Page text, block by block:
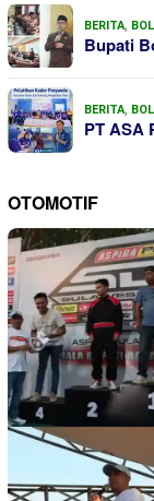
BERITA,
Bupati
BERITA,
PT ASA
OTOMOTIF